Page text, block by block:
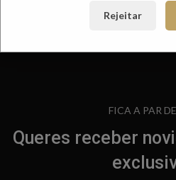
FICA A PAR
Queres receber
Rejeitar